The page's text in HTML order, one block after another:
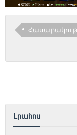
Լրահոս